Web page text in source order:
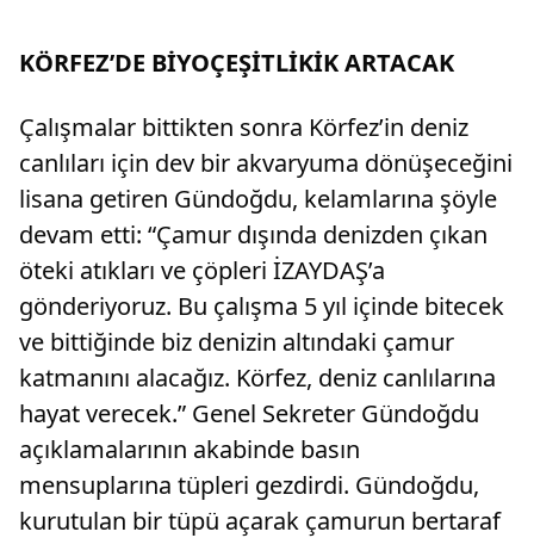
KÖRFEZ’DE BİYOÇEŞİTLİKİK ARTACAK
Çalışmalar bittikten sonra Körfez’in deniz
canlıları için dev bir akvaryuma dönüşeceğini
lisana getiren Gündoğdu, kelamlarına şöyle
devam etti: “Çamur dışında denizden çıkan
öteki atıkları ve çöpleri İZAYDAŞ’a
gönderiyoruz. Bu çalışma 5 yıl içinde bitecek
ve bittiğinde biz denizin altındaki çamur
katmanını alacağız. Körfez, deniz canlılarına
hayat verecek.” Genel Sekreter Gündoğdu
açıklamalarının akabinde basın
mensuplarına tüpleri gezdirdi. Gündoğdu,
kurutulan bir tüpü açarak çamurun bertaraf